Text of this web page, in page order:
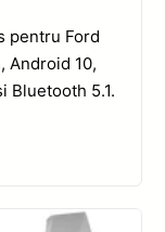
pentru Ford
Android 10,
Bluetooth 5.1.